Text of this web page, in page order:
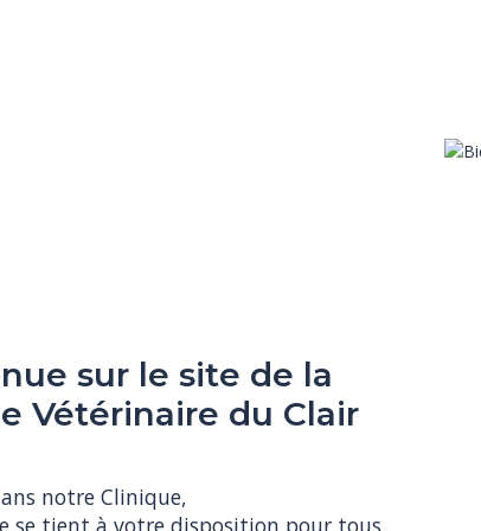
sur le site de la
Vétérinaire du Clair
notre Clinique,
se tient à votre disposition pour tous
PRENEZ
VOUS EN UN CLIC !
rapidement rendez-vous pour